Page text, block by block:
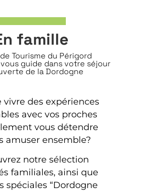
famille
Tourisme du Périgord
guide dans votre séjour
de la Dordogne
vivre des expériences
avec vos proches
vous détendre
amuser ensemble?
notre sélection
familiales, ainsi que
spéciales “Dordogne